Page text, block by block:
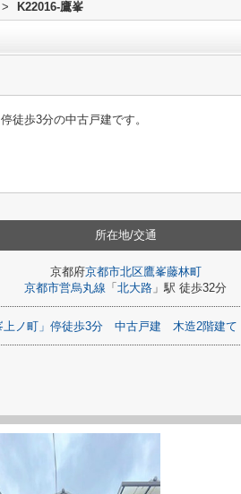
> K22016-鷹峯
徒歩3分の中古戸建です。
所在地/交通
京都府京都市北区鷹峯藤林町
京都市営烏丸線 「 北大路 」駅 徒歩32分
ノ町」停徒歩3分 中古戸建 木造2階建て